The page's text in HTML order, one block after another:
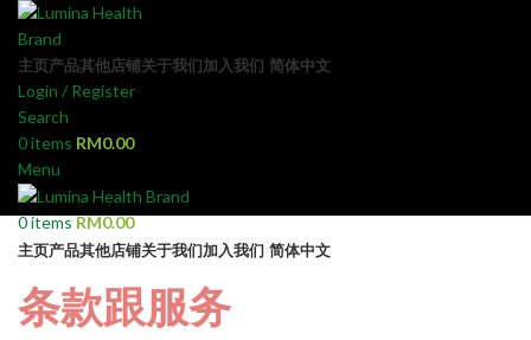
主页产品其他店铺关于我们加入我们 简体中文
Login / Register
Search
0items RM0.00
Menu
0items RM0.00
主页产品其他店铺关于我们加入我们 简体中文
条款跟服务